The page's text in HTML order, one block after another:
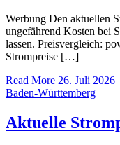
Werbung Den aktuellen
ungefährend Kosten bei
lassen. Preisvergleich:
Strompreise […]
Read More 26. Juli 2026
Baden-Württemberg
Aktuelle